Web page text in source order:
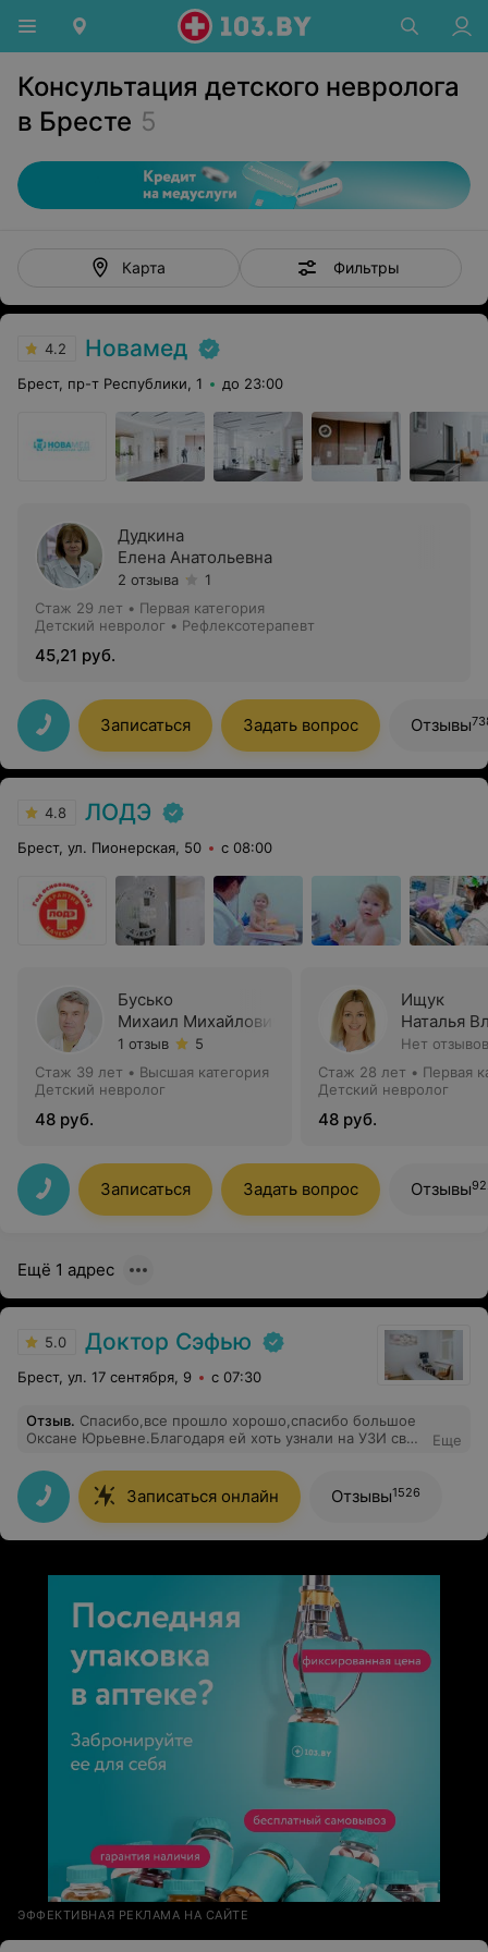
Консультация детского невролога
в Бресте 5
Карта Фильтры
4.2 Новамед
Брест, пр-т Республики, 1 до 23:00
Дудкина
Елена Анатольевна
2 отзыва
1
Стаж 29 лет • Первая категория
Детский невролог • Рефлексотерапевт
45,21 руб.
Записаться Задать вопрос Отзывы
4.8 ЛОДЭ
Брест, ул. Пионерская, 50 с 08:00
Бусько
Михаил Михайлович
1 отзыв
5
Стаж 39 лет • Высшая категория
Детский невролог
48 руб.
Ищук
Наталья
Нет отзывов
Стаж 28 лет • Первая
Детский невролог
48 руб.
Записаться Задать вопрос Отзывы
Ещё 1 адрес
5.0 Доктор Сэфью
Брест, ул. 17 сентября, 9 с 07:30
Отзыв. Спасибо,все прошло хорошо,спасибо большое
Оксане Юрьевне.Благодаря ей хоть узнали на УЗИ свой
пришлось долго ждать УЗИ ,в воскресенье позвонили
,во вторник сделали,спасибо большое!!!!!!!!
Еще
Записаться онлайн Отзывы1526
ЭФФЕКТИВНАЯ РЕКЛАМА НА САЙТЕ